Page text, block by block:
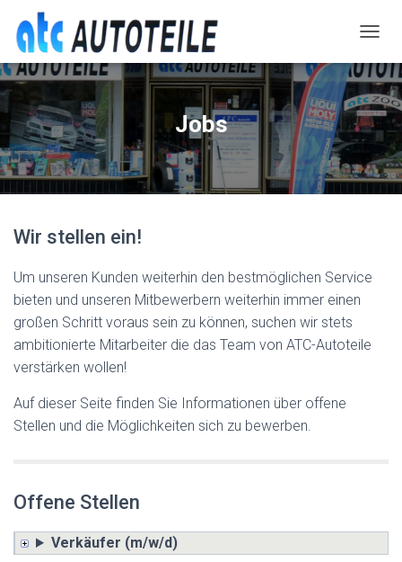
A
V
I
G
A
I
O
H
E
Jobs
Wir stellen ein!
Um unseren Kunden weiterhin den bestmöglichen Service
bieten und unseren Mitbewerbern weiterhin immer einen
großen Schritt voraus sein zu können, suchen wir stets
ambitionierte Mitarbeiter die das Team von ATC-Autoteile
verstärken wollen!
Auf dieser Seite finden Sie Informationen über offene
Stellen und die Möglichkeiten sich zu bewerben.
Offene Stellen
Verkäufer (m/w/d)